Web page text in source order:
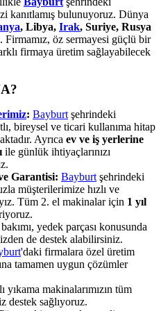
kanıtlamış bulunuyoruz. Dünya
, Libya, Irak, Suriye, Rusya
Firmamız, öz sermayesi güçlü bir
firmaya üretim sağlayabilecek
: Bayburt şehrindeki
bireysel ve ticari kullanıma hitap
Ayrıca ev ve iş yerlerine
ile günlük ihtiyaçlarınızı
Garantisi: Bayburt şehrindeki
müşterilerimize hızlı ve
Tüm 2. el makinalar için 1 yıl
yedek parçası konusunda
de destek alabilirsiniz.
'daki firmalara özel üretim
tamamen uygun çözümler
yıkama makinalarımızın tüm
destek sağlıyoruz.